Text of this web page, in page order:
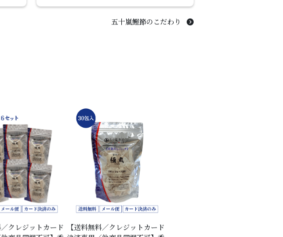
五十嵐鰹節のこだわり
／クレジットカード
【送料無料／クレジットカード